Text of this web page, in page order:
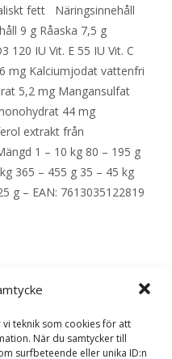
teknik som cookies för att
När du samtycker till
surfbeteende eller unika ID:n
fett Näringsinnehåll
9 g Råaska 7,5 g
120 IU Vit. E 55 IU Vit. C
mg Kalciumjodat vattenfri
5,2 mg Mangansulfat
44 mg
extrakt från
1 – 10 kg 80 – 195 g
365 – 455 g 35 – 45 kg
g – EAN: 7613035122819
,Torrfoder